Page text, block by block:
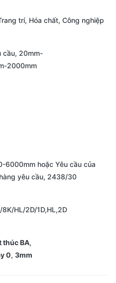
trí, Hóa chất, Công nghiệp
cầu, 20mm-
2000mm
6000mm hoặc Yêu cầu của
yêu cầu, 2438/30
HL/2D/1D,HL,2D
thúc BA,
0, 3mm